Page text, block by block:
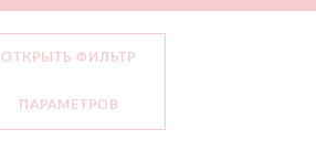
ОТКРЫТЬ ФИЛЬТР
ПАРАМЕТРОВ